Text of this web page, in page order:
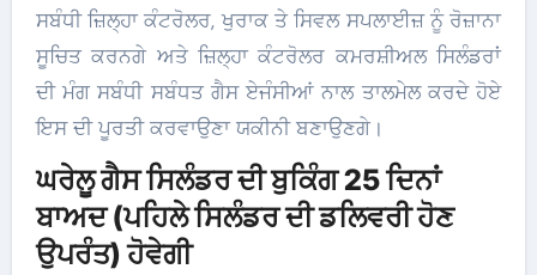
ਸਬੰਧੀ ਜ਼ਿਲ੍ਹਾ ਕੰਟਰੋਲਰ, ਖੁਰਾਕ ਤੇ ਸਿਵਲ ਸਪਲਾਈਜ਼ ਨੂੰ ਰੋਜ਼ਾਨਾ
ਸੂਚਿਤ ਕਰਨਗੇ ਅਤੇ ਜ਼ਿਲ੍ਹਾ ਕੰਟਰੋਲਰ ਕਮਰਸ਼ੀਅਲ ਸਿਲੰਡਰਾਂ
ਦੀ ਮੰਗ ਸਬੰਧੀ ਸਬੰਧਤ ਗੈਸ ਏਜੰਸੀਆਂ ਨਾਲ ਤਾਲਮੇਲ ਕਰਦੇ ਹੋਏ
ਇਸ ਦੀ ਪੂਰਤੀ ਕਰਵਾਉਣਾ ਯਕੀਨੀ ਬਣਾਉਣਗੇ।
ਘਰੇਲੂ ਗੈਸ ਸਿਲੰਡਰ ਦੀ ਬੁਕਿੰਗ 25 ਦਿਨਾਂ
ਬਾਅਦ (ਪਹਿਲੇ ਸਿਲੰਡਰ ਦੀ ਡਲਿਵਰੀ ਹੋਣ
ਉਪਰੰਤ) ਹੋਵੇਗੀ